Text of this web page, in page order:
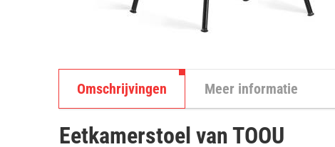
Omschrijvingen Meer informatie
Eetkamerstoel van TOOU